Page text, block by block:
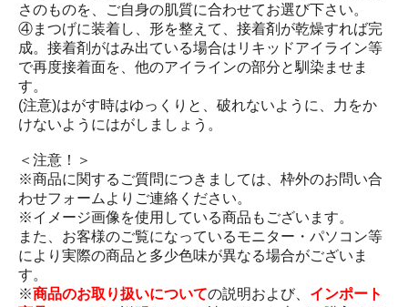
さのものを、ご自身の肌質に合わせてお選び下さい。
④まつげに装着し、形を整えて、接着剤が乾燥すれば完
成。接着剤がはみ出ている場合はリキッドアイライン等
で再度接着面を、他のアイラインの部分と馴染ませま
す。
(注意)はがす時はゆっくりと、破れないように、力をか
けないようにはがしましょう。
＜注意！＞
※商品に関するご質問につきましては、枠外のお問い合
わせフォームよりご連絡ください。
※イメージ画像を使用している商品もございます。
また、お客様のご覧になっているモニター・パソコン等
により実際の商品と多少色味が異なる場合がございま
す。
※商品のお取り扱いについての説明および、 インポート